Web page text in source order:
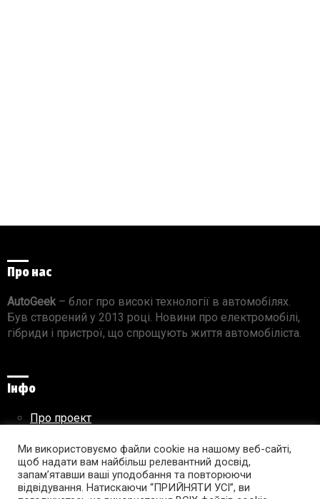
Про нас
AutoGeek– блог про високі технології в автомобілях.
Був створений у 2013 році. Новини про електромобілі,
гібриди і пристрої, що спрощують життя автомобіліста.
Інфо
Про проект
Правила використання матеріалів
Ми використовуємо файли cookie на нашому веб-сайті,
щоб надати вам найбільш релевантний досвід,
запам’ятавши ваші уподобання та повторюючи
відвідування. Натискаючи “ПРИЙНЯТИ УСІ”, ви